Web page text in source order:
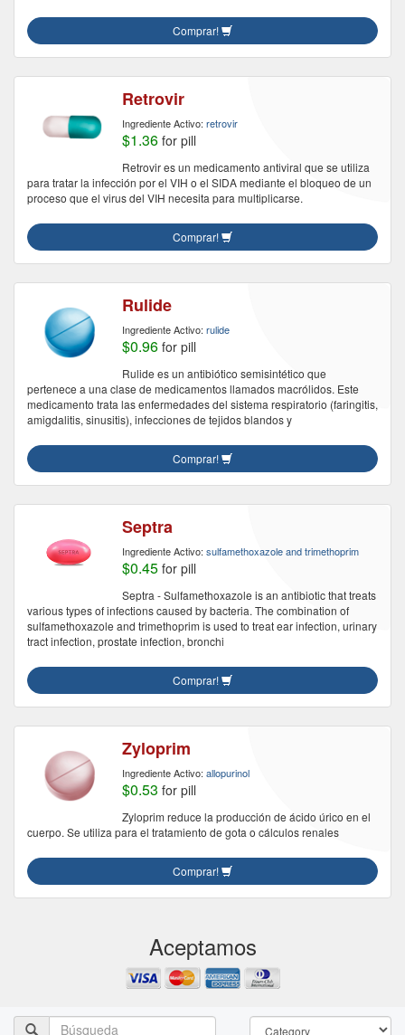
Comprar!
Retrovir
Ingrediente Activo: retrovir
$1.36 for pill
Retrovir es un medicamento antiviral que se utiliza
para tratar la infección por el VIH o el SIDA mediante el bloqueo de un
proceso que el virus del VIH necesita para multiplicarse.
Comprar!
Rulide
Ingrediente Activo: rulide
$0.96 for pill
Rulide es un antibiótico semisintético que
pertenece a una clase de medicamentos llamados macrólidos. Este
medicamento trata las enfermedades del sistema respiratorio (faringitis,
amigdalitis, sinusitis), infecciones de tejidos blandos y
Comprar!
Septra
Ingrediente Activo: sulfamethoxazole and trimethoprim
$0.45 for pill
Septra - Sulfamethoxazole is an antibiotic that treats
various types of infections caused by bacteria. The combination of
sulfamethoxazole and trimethoprim is used to treat ear infection, urinary
tract infection, prostate infection, bronchi
Comprar!
Zyloprim
Ingrediente Activo: allopurinol
$0.53 for pill
Zyloprim reduce la producción de ácido úrico en el
cuerpo. Se utiliza para el tratamiento de gota o cálculos renales
Comprar!
Aceptamos